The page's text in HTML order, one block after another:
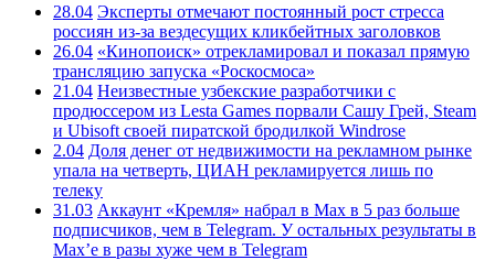
28.04 Эксперты отмечают постоянный рост стресса
россиян из-за вездесущих кликбейтных заголовков
26.04 «Кинопоиск» отрекламировал и показал прямую
трансляцию запуска «Роскосмоса»
21.04 Неизвестные узбекские разработчики с
продюссером из Lesta Games порвали Сашу Грей, Steam
и Ubisoft своей пиратской бродилкой Windrose
2.04 Доля денег от недвижимости на рекламном рынке
упала на четверть, ЦИАН рекламируется лишь по
телеку
31.03 Аккаунт «Кремля» набрал в Max в 5 раз больше
подписчиков, чем в Telegram. У остальных результаты в
Max’е в разы хуже чем в Telegram